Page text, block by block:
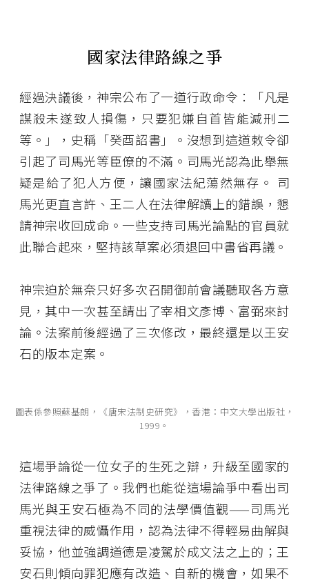
國家法律路線之爭
經過決議後，神宗公布了一道行政命令：「凡是
謀殺未遂致人損傷，只要犯嫌自首皆能減刑二
等。」，史稱「癸酉詔書」。沒想到這道敕令卻
引起了司馬光等臣僚的不滿。司馬光認為此舉無
疑是給了犯人方便，讓國家法紀蕩然無存。 司
馬光更直言許、王二人在法律解讀上的錯誤，懇
請神宗收回成命。一些支持司馬光論點的官員就
此聯合起來，堅持該草案必須退回中書省再議。
神宗迫於無奈只好多次召開御前會議聽取各方意
見，其中一次甚至請出了宰相文彥博、富弼來討
論。法案前後經過了三次修改，最終還是以王安
石的版本定案。
圖表係參照蘇基朗，《唐宋法制史研究》，香港：中文大學出版社，
1999。
這場爭論從一位女子的生死之辯，升級至國家的
法律路線之爭了。我們也能從這場論爭中看出司
馬光與王安石極為不同的法學價值觀——司馬光
重視法律的威懾作用，認為法律不得輕易曲解與
妥協，他並強調道德是凌駕於成文法之上的；王
安石則傾向罪犯應有改造、自新的機會，如果不